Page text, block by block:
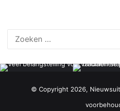
© Copyright 2026,